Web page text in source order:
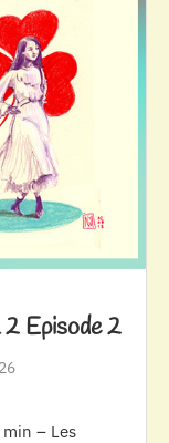
Episode 2
– Les